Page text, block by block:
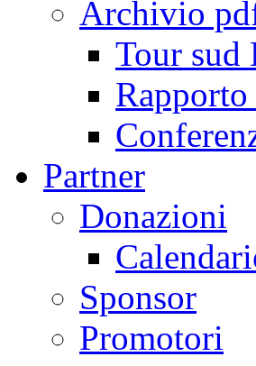
Archivio
Tour sud
Partner
Donazioni
Sponsor
Promotori